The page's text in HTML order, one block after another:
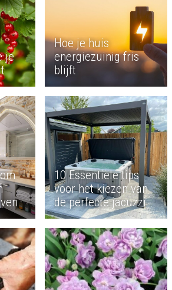
je
Hoe je huis
energiezuinig fris
blijft
10 Essentiële tips
voor het kiezen van
de perfecte jacuzzi